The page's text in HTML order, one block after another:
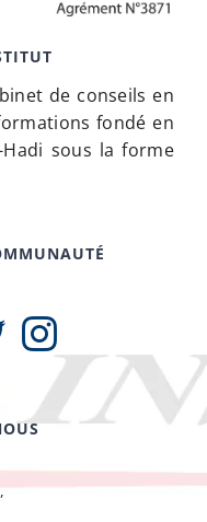
de conseils en
fondé en
Hadi sous la forme